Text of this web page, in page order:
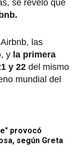
se reveló que
las
y la primera
y 22 del mismo
mundial del
provocó
según Greta